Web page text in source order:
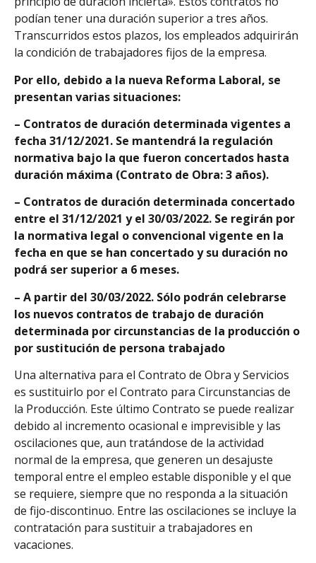
podían tener una duración superior a tres años.
Transcurridos estos plazos, los empleados adquirirán
la condición de trabajadores fijos de la empresa.
Por ello, debido a la nueva Reforma Laboral, se
presentan varias situaciones:
– Contratos de duración determinada vigentes a
fecha 31/12/2021. Se mantendrá la regulación
normativa bajo la que fueron concertados hasta
duración máxima (Contrato de Obra: 3 años).
– Contratos de duración determinada concertado
entre el 31/12/2021 y el 30/03/2022. Se regirán por
la normativa legal o convencional vigente en la
fecha en que se han concertado y su duración no
podrá ser superior a 6 meses.
– A partir del 30/03/2022. Sólo podrán celebrarse
los nuevos contratos de trabajo de duración
determinada por circunstancias de la producción o
por sustitución de persona trabajado
Una alternativa para el Contrato de Obra y Servicios
es sustituirlo por el Contrato para Circunstancias de
la Producción. Este último Contrato se puede realizar
debido al incremento ocasional e imprevisible y las
oscilaciones que, aun tratándose de la actividad
normal de la empresa, que generen un desajuste
temporal entre el empleo estable disponible y el que
se requiere, siempre que no responda a la situación
de fijo-discontinuo. Entre las oscilaciones se incluye la
contratación para sustituir a trabajadores en
vacaciones.